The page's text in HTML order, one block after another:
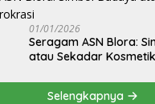
01/01/2026
‎Seragam ASN Blora:
atau Sekadar
Selengkapnya